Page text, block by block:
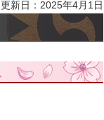
更新日：2025年4月1日